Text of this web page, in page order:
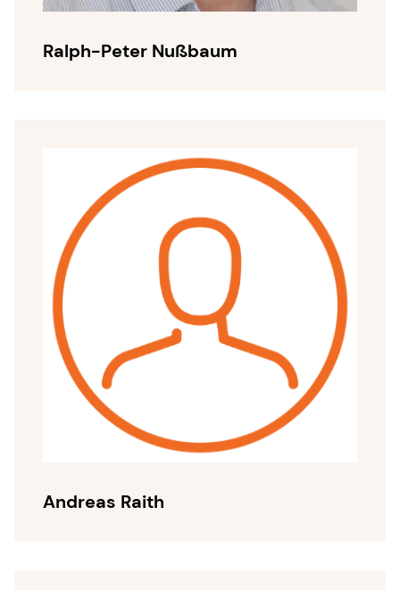
Ralph-Peter Nußbaum
Andreas Raith